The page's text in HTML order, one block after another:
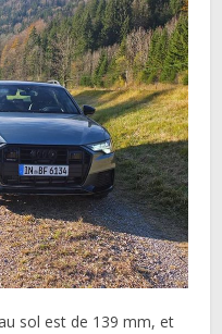
sol est de 139 mm, et